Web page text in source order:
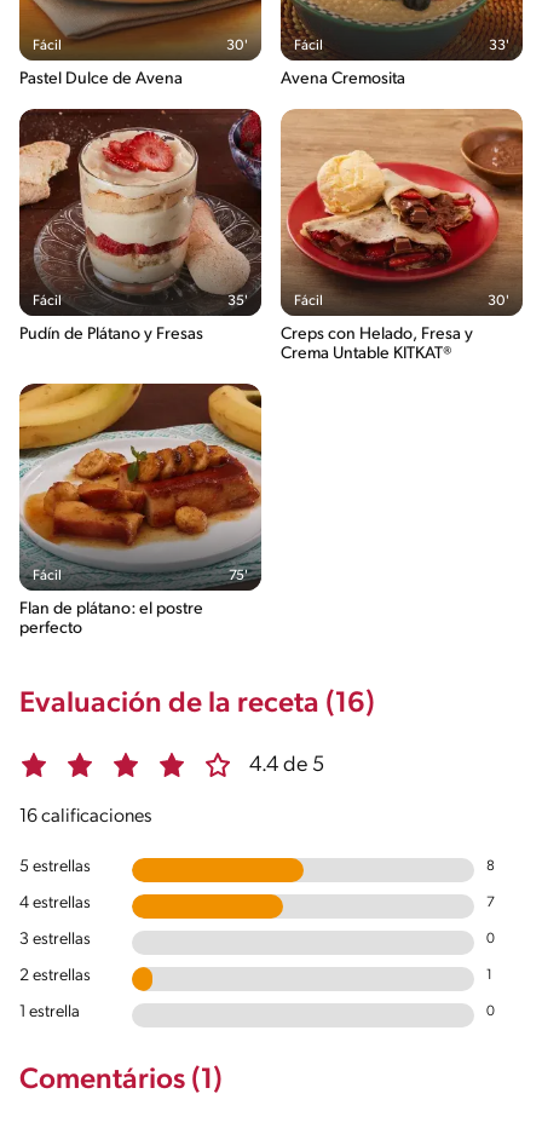
Fácil 30'
Pastel Dulce de Avena
Fácil 33'
Avena Cremosita
Fácil 35'
Pudín de Plátano y Fresas
Fácil 30'
Creps con Helado, Fresa y
Crema Untable KITKAT®
Fácil 75'
Flan de plátano: el postre
perfecto
Evaluación de la receta (16)
4.4 de 5
16 calificaciones
5 estrellas 8
4 estrellas 7
3 estrellas 0
2 estrellas 1
1 estrella 0
Comentários (1)